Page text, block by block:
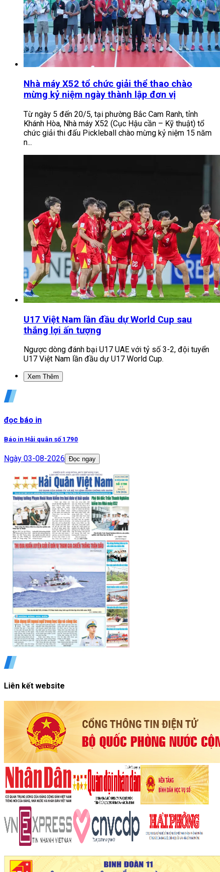
Nhà máy X52 tổ chức giải thể thao chào
mừng kỷ niệm ngày thành lập đơn vị
Từ ngày 5 đến 20/5, tại phường Bắc Cam Ranh, tỉnh
Khánh Hòa, Nhà máy X52 (Cục Hậu cần – Kỹ thuật) tổ
chức giải thi đấu Pickleball chào mừng kỷ niệm 15 năm
n...
U17 Việt Nam lần đầu dự World Cup sau
thắng lợi ấn tượng
Ngược dòng đánh bại U17 UAE với tỷ số 3-2, đội tuyển
U17 Việt Nam lần đầu dự U17 World Cup.
Xem Thêm
đọc báo in
Báo in Hải quân số 1790
Ngày 03-08-2026 Đọc ngay
Liên kết website